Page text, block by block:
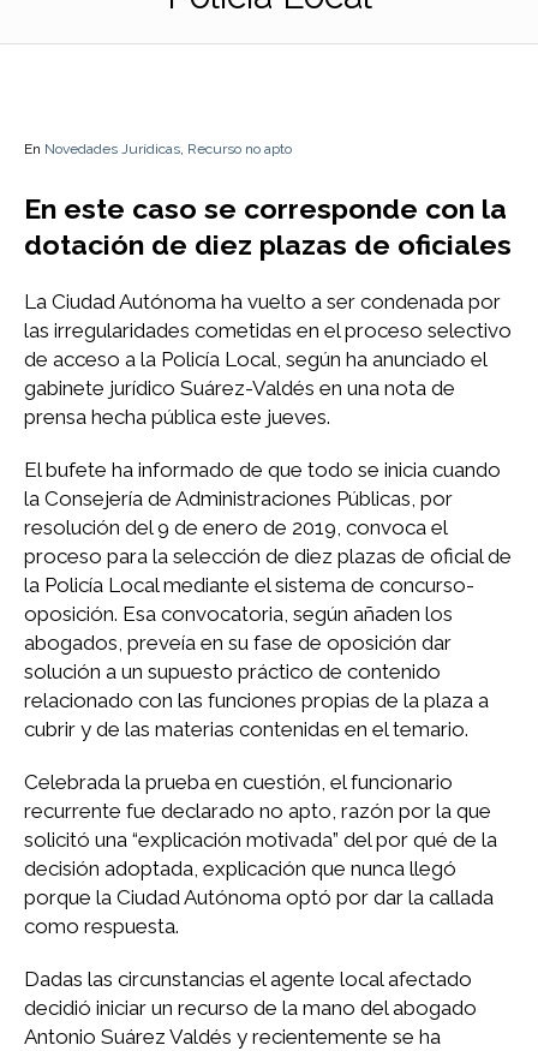
En Novedades Jurídicas Recurso no apto
En este caso se corresponde con la
dotación de diez plazas de oficiales
La Ciudad Autónoma ha vuelto a ser condenada por
las irregularidades cometidas en el proceso selectivo
de acceso a la Policía Local, según ha anunciado el
gabinete jurídico Suárez-Valdés en una nota de
prensa hecha pública este jueves.
El bufete ha informado de que todo se inicia cuando
la Consejería de Administraciones Públicas, por
resolución del 9 de enero de 2019, convoca el
proceso para la selección de diez plazas de oficial de
la Policía Local mediante el sistema de concurso-
oposición. Esa convocatoria, según añaden los
abogados, preveía en su fase de oposición dar
solución a un supuesto práctico de contenido
relacionado con las funciones propias de la plaza a
cubrir y de las materias contenidas en el temario.
Celebrada la prueba en cuestión, el funcionario
recurrente fue declarado no apto, razón por la que
solicitó una “explicación motivada” del por qué de la
decisión adoptada, explicación que nunca llegó
porque la Ciudad Autónoma optó por dar la callada
como respuesta.
Dadas las circunstancias el agente local afectado
decidió iniciar un recurso de la mano del abogado
Antonio Suárez Valdés y recientemente se ha